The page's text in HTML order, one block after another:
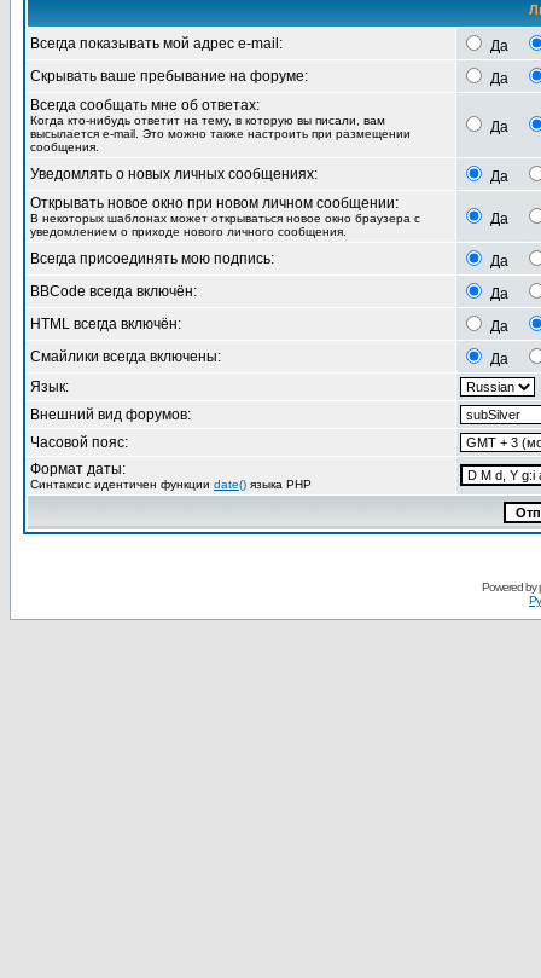
Всегда показывать мой адрес e-mail:
Да
Скрывать ваше пребывание на форуме:
Да
Всегда сообщать мне об ответах:
Когда кто-нибудь ответит на тему, в которую вы писали, вам
высылается e-mail. Это можно также настроить при размещении
сообщения.
Да
Уведомлять о новых личных сообщениях:
Да
Открывать новое окно при новом личном сообщении:
В некоторых шаблонах может открываться новое окно браузера с
уведомлением о приходе нового личного сообщения.
Да
Всегда присоединять мою подпись:
Да
BBCode всегда включён:
Да
HTML всегда включён:
Да
Смайлики всегда включены:
Да
Язык:
Внешний вид форумов:
Часовой пояс:
Формат даты:
Синтаксис идентичен функции date() языка PHP
Powered by